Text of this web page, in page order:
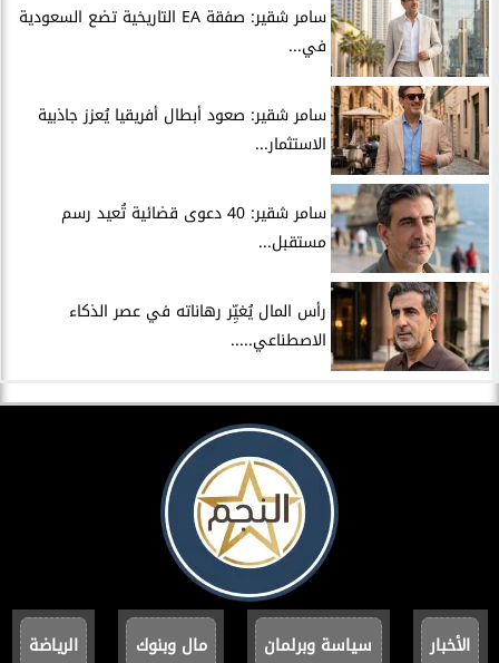
سامر شقير: صفقة EA التاريخية تضع السعودية
في...
سامر شقير: صعود أبطال أفريقيا يُعزز جاذبية
الاستثمار...
سامر شقير: 40 دعوى قضائية تُعيد رسم
مستقبل...
رأس المال يُغيِّر رهاناته في عصر الذكاء
الاصطناعي.....
الأخبار سياسة وبرلمان مال وبنوك الرياضة